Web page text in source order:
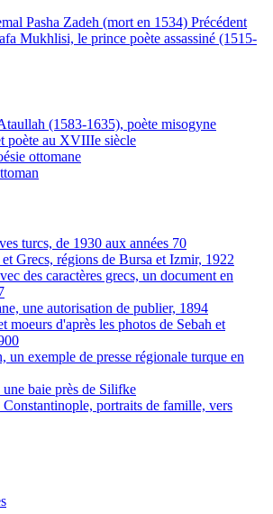
Pasha Zadeh (mort en 1534) Précédent
Mukhlisi, le prince poète assassiné (1515-
(1583-1635), poète misogyne
poète au XVIIIe siècle
ottomane
turcs, de 1930 aux années 70
Grecs, régions de Bursa et Izmir, 1922
des caractères grecs, un document en
une autorisation de publier, 1894
moeurs d'après les photos de Sebah et
un exemple de presse régionale turque en
baie près de Silifke
portraits de famille, vers